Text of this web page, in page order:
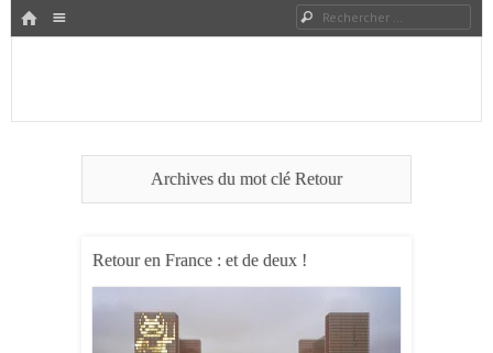
HOME Rechercher
Archives du mot clé Retour
Retour en France : et de deux !